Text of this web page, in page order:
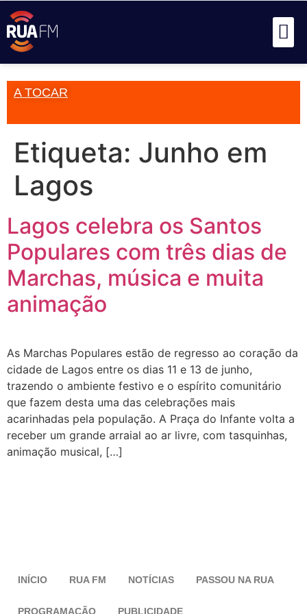
A TOCAR
Etiqueta: Junho em
Lagos
Lagos celebra os Santos
Populares com três dias de
Marchas, música e muita
animação
As Marchas Populares estão de regresso ao coração da
cidade de Lagos entre os dias 11 e 13 de junho,
trazendo o ambiente festivo e o espírito comunitário
que fazem desta uma das celebrações mais
acarinhadas pela população. A Praça do Infante volta a
receber um grande arraial ao ar livre, com tasquinhas,
animação musical, […]
INÍCIO RUA FM NOTÍCIAS PASSOU NA RUA
PROGRAMAÇÃO PUBLICIDADE